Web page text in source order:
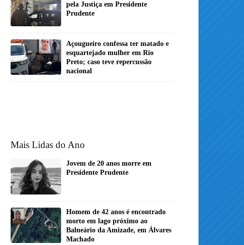
pela Justiça em Presidente
Prudente
Açougueiro confessa ter matado e
esquartejado mulher em Rio
Preto; caso teve repercussão
nacional
Mais Lidas do Ano
Jovem de 20 anos morre em
Presidente Prudente
Homem de 42 anos é encontrado
morto em lago próximo ao
Balneário da Amizade, em Álvares
Machado